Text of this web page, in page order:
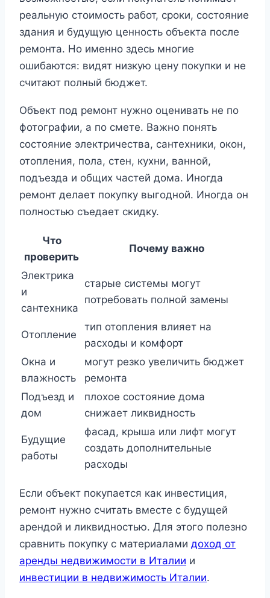
реальную стоимость работ, сроки, состояние
здания и будущую ценность объекта после
ремонта. Но именно здесь многие
ошибаются: видят низкую цену покупки и не
считают полный бюджет.
Объект под ремонт нужно оценивать не по
фотографии, а по смете. Важно понять
состояние электричества, сантехники, окон,
отопления, пола, стен, кухни, ванной,
подъезда и общих частей дома. Иногда
ремонт делает покупку выгодной. Иногда он
полностью съедает скидку.
Что
проверить
Почему важно
Электрика
и
сантехника
старые системы могут
потребовать полной замены
Отопление
тип отопления влияет на
расходы и комфорт
Окна и
влажность
могут резко увеличить бюджет
ремонта
Подъезд и
дом
плохое состояние дома
снижает ликвидность
Будущие
работы
фасад, крыша или лифт могут
создать дополнительные
расходы
Если объект покупается как инвестиция,
ремонт нужно считать вместе с будущей
арендой и ликвидностью. Для этого полезно
сравнить покупку с материалами доход от
аренды недвижимости в Италии и
инвестиции в недвижимость Италии.